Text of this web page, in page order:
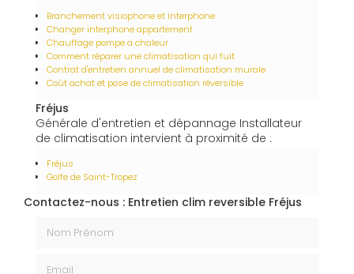
Branchement visiophone et interphone
Changer interphone appartement
Chauffage pompe a chaleur
Comment réparer une climatisation qui fuit
Contrat d'entretien annuel de climatisation murale
Coût achat et pose de climatisation réversible
Fréjus
Générale d'entretien et dépannage Installateur
de climatisation intervient à proximité de :
Fréjus
Golfe de Saint-Tropez
Contactez-nous : Entretien clim reversible Fréjus